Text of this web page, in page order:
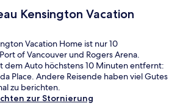
Kensington Vacation
Vacation Home ist nur 10
of Vancouver und Rogers Arena.
dem Auto höchstens 10 Minuten entfernt:
Place. Andere Reisende haben viel Gutes
zu berichten.
zur Stornierung